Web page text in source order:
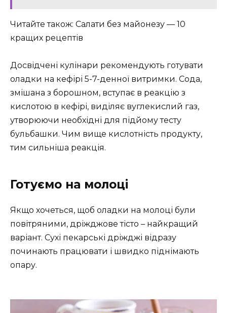
Читайте також: Салати без майонезу — 10
кращих рецептів
Досвідчені кулінари рекомендують готувати
оладки на кефірі 5-7-денної витримки. Сода,
змішана з борошном, вступає в реакцію з
кислотою в кефірі, виділяє вуглекислий газ,
утворюючи необхідні для підйому тесту
бульбашки. Чим вище кислотність продукту,
тим сильніша реакція.
Готуємо на молоці
Якщо хочеться, щоб оладки на молоці були
повітряними, дріжджове тісто – найкращий
варіант. Сухі пекарські дріжджі відразу
починають працювати і швидко піднімають
опару.